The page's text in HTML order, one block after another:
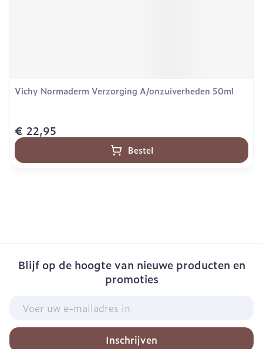
Vichy Normaderm Verzorging A/onzuiverheden 50ml
€ 22,95
Bestel
Blijf op de hoogte van nieuwe producten en
promoties
Inschrijven